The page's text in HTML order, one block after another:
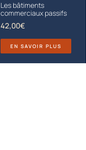
Les bâtiments
commerciaux passifs
42,00€
EN SAVOIR PLUS